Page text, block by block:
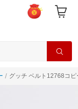
グッチ ベルト12768コピ